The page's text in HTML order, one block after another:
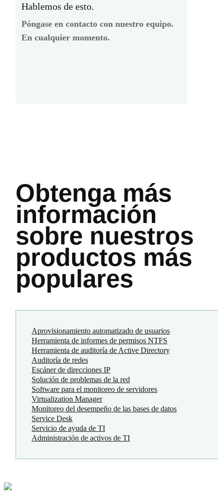
Hablemos de esto.
Póngase en contacto con nuestro equipo.
En cualquier momento.
Obtenga más
información
sobre nuestros
productos más
populares
Aprovisionamiento automatizado de usuarios
Herramienta de informes de permisos NTFS
Herramienta de auditoría de Active Directory
Auditoría de redes
Escáner de direcciones IP
Solución de problemas de la red
Software para el monitoreo de servidores
Virtualization Manager
Monitoreo del desempeño de las bases de datos
Service Desk
Servicio de ayuda de TI
Administración de activos de TI